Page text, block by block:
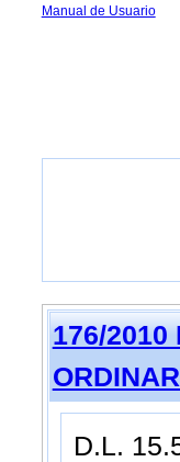
Manual de Usuario
176/2010
D.L.